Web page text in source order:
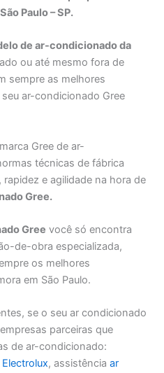
Paulo – SP.
de ar-condicionado da
ou até mesmo fora de
sempre as melhores
ar-condicionado Gree
Gree de ar-
técnicas de fábrica
e agilidade na hora de
Gree.
Gree você só encontra
de-obra especializada,
os melhores
em São Paulo.
se o seu ar condicionado
parceiras que
de ar-condicionado:
, assistência ar